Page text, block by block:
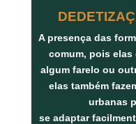
A presença das
comum, pois elas
algum farelo ou
elas também
urbanas
se adaptar